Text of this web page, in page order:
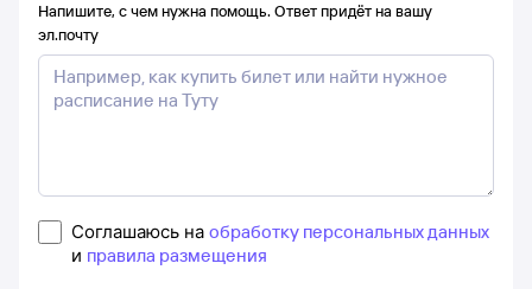
Напишите, с чем нужна помощь. Ответ придёт на вашу
эл.почту
Соглашаюсь на обработку персональных данных
и правила размещения